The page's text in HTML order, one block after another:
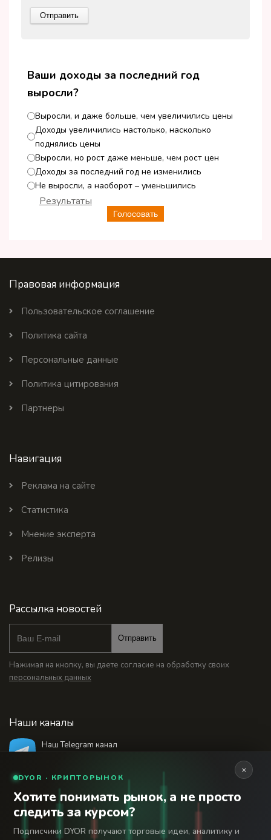
Ваши доходы за последний год
выросли?
Выросли, и даже больше, чем увеличились цены
Доходы увеличились настолько, насколько
поднялись цены
Выросли, но рост даже меньше, чем рост цен
Доходы за последний год не изменились
Не выросли, а наоборот – уменьшились
Голосовать
Результаты
Правовая информация
Пользовательское соглашение
Политика сайта
Персональные данные
Политика цитирования
Партнеры
Навигация
Реклама на сайте
Статистика
Мнение эксперта
Релизы
Рассылка новостей
Отправить
Нажимая на кнопку, вы даете согласие на обработку своих
персональных данных
Наши каналы
Наш Telegram канал
18+
© 2026 Финансовый интернет-портал «Банки
Сегодня». Используя сайт BanksToday.net вы
×
DYOR · КРИПТОРЫНОК
Хотите понимать рынок, а не просто
следить за курсом?
Подписчики DYOR получают торговые идеи, аналитику и